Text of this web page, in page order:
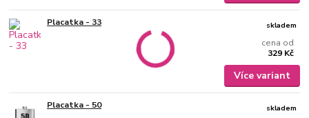
Placatka - 33
cena od
329 Kč
skladem
Více variant
Placatka - 50
skladem